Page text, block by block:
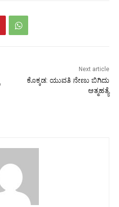
Next article
ಕೊಕ್ಕಡ: ಯುವತಿ ನೇಣು ಬಿಗಿದು
ಆತ್ಮಹತ್ಯೆ